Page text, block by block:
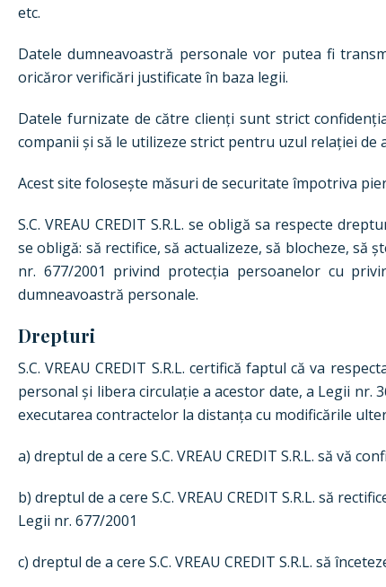
etc.
Datele dumneavoastră personale vor putea fi
oricăror verificări justificate în baza legii.
Datele furnizate de către clienți sunt strict
companii și să le utilizeze strict pentru uzul relației de
Acest site folosește măsuri de securitate împotriva
S.C. VREAU CREDIT S.R.L. se obligă sa respecte
se obligă: să rectifice, să actualizeze, să blocheze,
nr. 677/2001 privind protecția persoanelor cu
dumneavoastră personale.
Drepturi
S.C. VREAU CREDIT S.R.L. certifică faptul că va
personal și libera circulație a acestor date, a Legii
executarea contractelor la distanța cu modificările
a) dreptul de a cere S.C. VREAU CREDIT S.R.L. să
b) dreptul de a cere S.C. VREAU CREDIT S.R.L. să
Legii nr. 677/2001
c) dreptul de a cere S.C. VREAU CREDIT S.R.L. să